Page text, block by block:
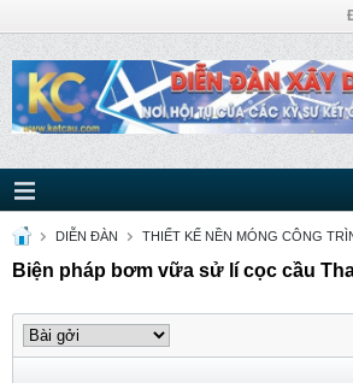
DIỄN ĐÀN THIẾT KẾ NỀN MÓNG CÔNG
Biện pháp bơm vữa sử lí cọc cầu